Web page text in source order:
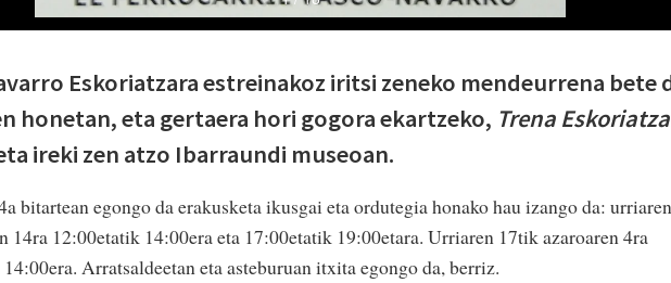
Eskoriatzara estreinakoz iritsi zeneko mendeurrena bete
honetan, eta gertaera hori gogora ekartzeko, Trena
ireki zen atzo Ibarraundi museoan.
bitartean egongo da erakusketa ikusgai eta ordutegia honako hau izango da: urriaren
14ra 12:00etatik 14:00era eta 17:00etatik 19:00etara. Urriaren 17tik azaroaren 4ra
Arratsaldeetan eta asteburuan itxita egongo da, berriz.